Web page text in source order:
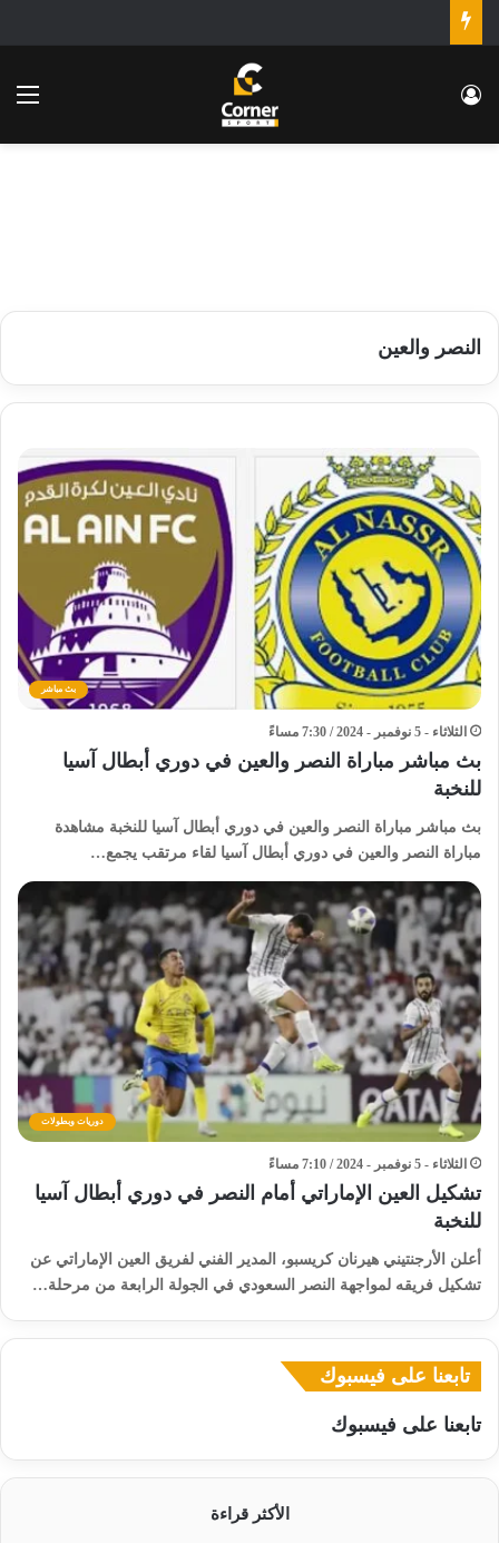
تسجيل الدخول
النصر والعين
بث مباشر
الثلاثاء - 5 نوفمبر - 2024 / 7:30 مساءً
بث مباشر مباراة النصر والعين في دوري أبطال آسيا
للنخبة
بث مباشر مباراة النصر والعين في دوري أبطال آسيا للنخبة مشاهدة
مباراة النصر والعين في دوري أبطال آسيا لقاء مرتقب يجمع…
دوريات وبطولات
الثلاثاء - 5 نوفمبر - 2024 / 7:10 مساءً
تشكيل العين الإماراتي أمام النصر في دوري أبطال آسيا
للنخبة
أعلن الأرجنتيني هيرنان كريسبو، المدير الفني لفريق العين الإماراتي عن
تشكيل فريقه لمواجهة النصر السعودي في الجولة الرابعة من مرحلة…
تابعنا على فيسبوك
تابعنا على فيسبوك
الأكثر قراءة